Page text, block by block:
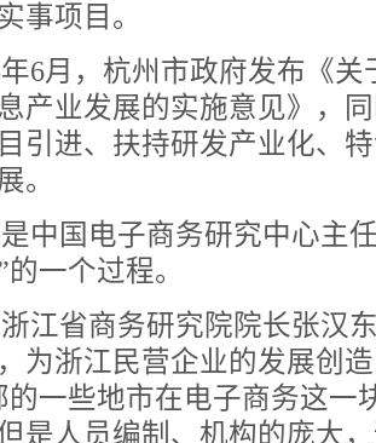
事项目。
月，杭州市政府发布《关
产业发展的实施意见》，
引进、扶持研发产业化、
。
国电子商务研究中心主任
一个过程。
省商务研究院院长张汉东
为浙江民营企业的发展创
的一些地市在电子商务这一
是人员编制、机构的庞大